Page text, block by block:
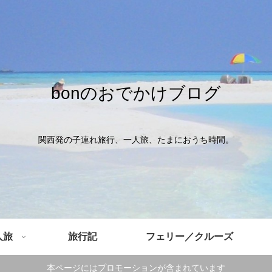
bonのおでかけブログ
関西発の子連れ旅行、一人旅、たまにおうち時間。
旅 旅行記 フェリー／クルーズ
本ページにはプロモーションが含まれています